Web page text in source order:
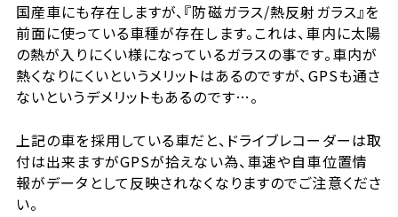
国産車にも存在しますが、『防磁ガラス/熱反射ガラス』を
前面に使っている車種が存在します。これは、車内に太陽
の熱が入りにくい様になっているガラスの事です。車内が
熱くなりにくいというメリットはあるのですが、GPSも通さ
ないというデメリットもあるのです…。
上記の車を採用している車だと、ドライブレコーダーは取
付は出来ますがGPSが拾えない為、車速や自車位置情
報がデータとして反映されなくなりますのでご注意くださ
い。